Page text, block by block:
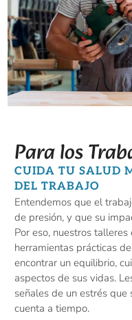
Para los
CUIDA TU SALUD
DEL TRABAJO
Entendemos que el
de presión, y que su
Por eso, nuestros
herramientas prácticas
encontrar un equilibrio,
aspectos de sus vidas.
señales de un estrés
cuenta a tiempo.